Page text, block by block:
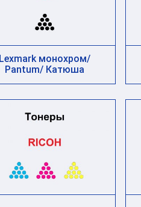
Lexmark монохром/
Pantum/ Катюша